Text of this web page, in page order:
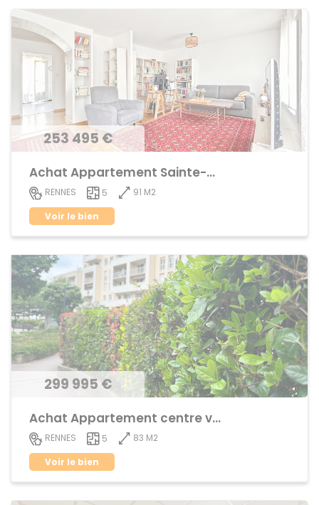
253 495 €
Achat Appartement Sainte-Thérèse
RENNES 5
91 M2
Voir le bien
299 995 €
Achat Appartement centre ville
RENNES 5
83 M2
Voir le bien